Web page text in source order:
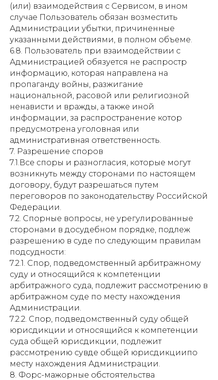
(или) взаимодействия с Сервисом, в ином
случае Пользователь обязан возместить
Администрации убытки, причиненные
указанными действиями, в полном объеме.
6.8. Пользователь при взаимодействии с
Администрацией обязуется не распростр
информацию, которая направлена на
пропаганду войны, разжигание
национальной, расовой или религиозной
ненависти и вражды, а также иной
информации, за распространение котор
предусмотрена уголовная или
административная ответственность.
7. Разрешение споров
7.1.Все споры и разногласия, которые могут
возникнуть между сторонами по настоящем
договору, будут разрешаться путем
переговоров по законодательству Российской
Федерации.
7.2. Спорные вопросы, не урегулированные
сторонами в досудебном порядке, подлеж
разрешению в суде по следующим правилам
подсудности:
7.2.1. Спор, подведомственный арбитражному
суду и относящийся к компетенции
арбитражного суда, подлежит рассмотрению в
арбитражном суде по месту нахождения
Администрации.
7.2.2. Спор, подведомственный суду общей
юрисдикции и относящийся к компетенции
суда общей юрисдикции, подлежит
рассмотрению сувде общей юрисдикциипо
месту нахождения Администрации.
8. Форс-мажорные обстоятельства